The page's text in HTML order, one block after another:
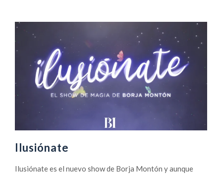
Ilusiónate
Ilusiónate es el nuevo show de Borja Montón y aunque